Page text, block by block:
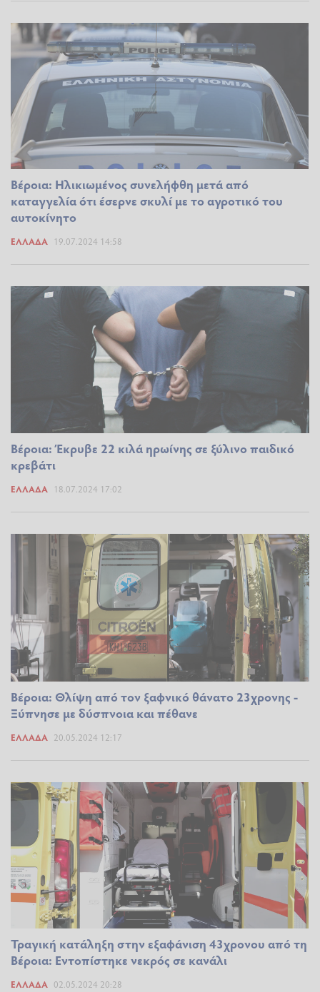
Βέροια: Ηλικιωμένος συνελήφθη μετά από
καταγγελία ότι έσερνε σκυλί με το αγροτικό του
αυτοκίνητο
ΕΛΛΆΔΑ 19.07.2024 14:58
Βέροια: Έκρυβε 22 κιλά ηρωίνης σε ξύλινο παιδικό
κρεβάτι
ΕΛΛΆΔΑ 18.07.2024 17:02
Βέροια: Θλίψη από τον ξαφνικό θάνατο 23χρονης -
Ξύπνησε με δύσπνοια και πέθανε
ΕΛΛΆΔΑ 20.05.2024 12:17
Τραγική κατάληξη στην εξαφάνιση 43χρονου από τη
Βέροια: Εντοπίστηκε νεκρός σε κανάλι
ΕΛΛΆΔΑ 02.05.2024 20:28